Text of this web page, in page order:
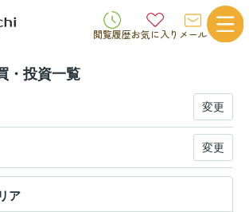
閲覧履歴お気に入り メール
・投資一覧
変更
変更
ア